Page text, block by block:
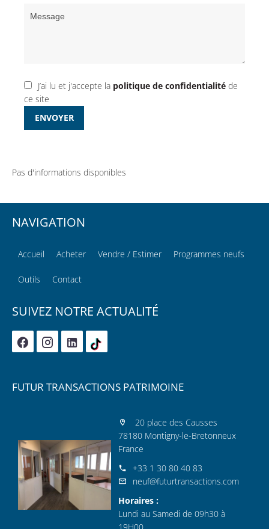
J’ai lu et j'accepte la politique de confidentialité de
ce site
ENVOYER
Pas d'informations disponibles
NAVIGATION
Accueil Acheter Vendre / Estimer Programmes neufs
Outils Contact
SUIVEZ NOTRE ACTUALITÉ
FUTUR TRANSACTIONS PATRIMOINE
20 place des Causses
78180 Montigny-le-Bretonneux
France
+33 1 30 80 40 83
neuf@futurtransactions.com
Horaires :
Lundi au Samedi de 09h30 à